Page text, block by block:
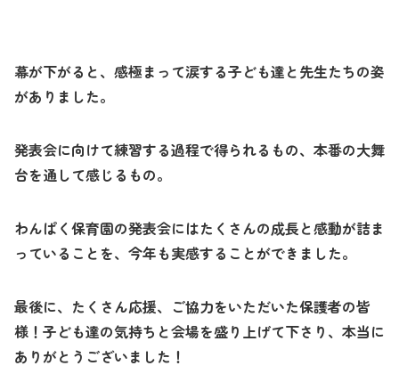
幕が下がると、感極まって涙する子ども達と先生たちの姿
がありました。
発表会に向けて練習する過程で得られるもの、本番の大舞
台を通して感じるもの。
わんぱく保育園の発表会にはたくさんの成長と感動が詰ま
っていることを、今年も実感することができました。
最後に、たくさん応援、ご協力をいただいた保護者の皆
様！子ども達の気持ちと会場を盛り上げて下さり、本当に
ありがとうございました！